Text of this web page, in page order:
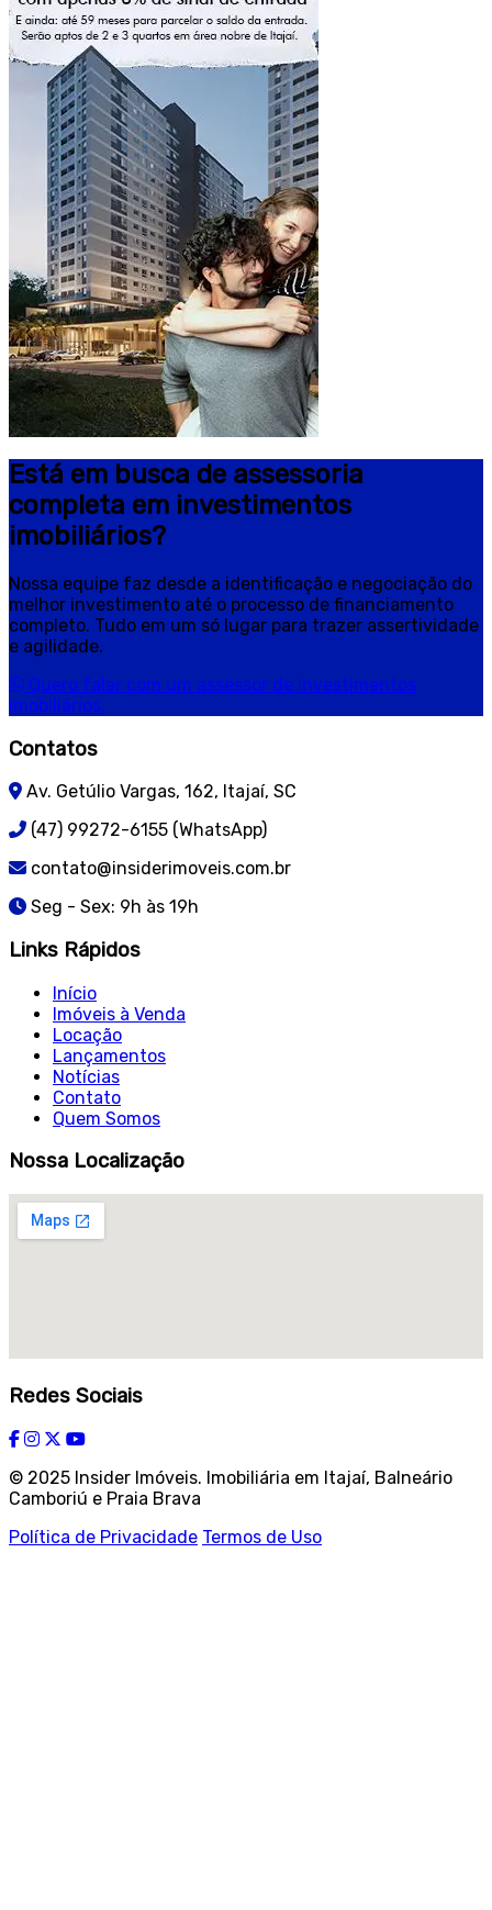
Está em busca de assessoria
completa em investimentos
imobiliários?
Nossa equipe faz desde a identificação e negociação do
melhor investimento até o processo de financiamento
completo. Tudo em um só lugar para trazer assertividade
e agilidade.
Quero falar com um assessor de investimentos
imobiliários.
Contatos
Av. Getúlio Vargas, 162, Itajaí, SC
(47) 99272-6155 (WhatsApp)
contato@insiderimoveis.com.br
Seg - Sex: 9h às 19h
Links Rápidos
Início
Imóveis à Venda
Locação
Lançamentos
Notícias
Contato
Quem Somos
Nossa Localização
Redes Sociais
© 2025 Insider Imóveis. Imobiliária em Itajaí, Balneário
Camboriú e Praia Brava
Política de Privacidade Termos de Uso